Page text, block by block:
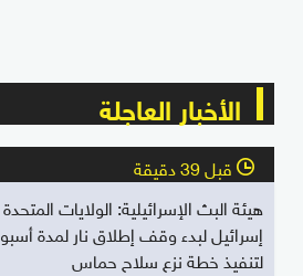
الأخبار العاجلة
l قبل 39 دقيقة
هيئة البث الإسرائيلية: الولايات
إسرائيل لبدء وقف إطلاق نار لمدة
لتنفيذ خطة نزع سلاح حماس